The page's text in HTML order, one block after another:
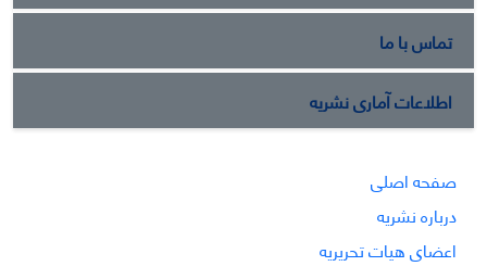
تماس با ما
اطلاعات آماری نشریه
صفحه اصلی
درباره نشریه
اعضای هیات تحریریه